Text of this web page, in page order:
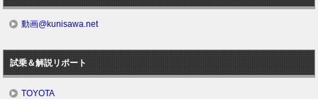
動画@kunisawa.net
試乗＆解説リポート
TOYOTA